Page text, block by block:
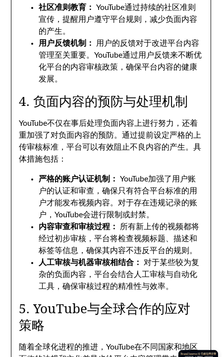
社区准则教育：
YouTube通过持续的社区准则
宣传，提醒用户遵守平台规则，减少负面内容
的产生。
用户反馈机制：
用户的反馈对于改进平台内容
管理至关重要。YouTube通过用户反馈来不断优
化平台的内容审核政策，确保平台内容的健康
发展。
4. 负面内容的预防与处理机制
YouTube不仅在事后处理负面内容上进行努力，还着
重加强了对负面内容的预防。通过提前设定严格的上
传审核标准，平台可以有效阻止不良内容的产生。具
体措施包括：
严格的账户认证机制：
YouTube加强了用户账
户的认证和审查，确保只有符合平台标准的用
户才能发布视频内容。对于存在违规记录的账
户，YouTube会进行限制或封禁。
内容审查和审核过程：
所有新上传的视频都将
经过初步审核，平台将检查视频标题、描述和
标签等信息，确保其内容不违反平台的规则。
人工审核与机器审核相结合：
对于某些较为复
杂的负面内容，平台会结合人工审核与自动化
工具，确保审核过程的精准性与效率。
5. YouTube与全球合作的应对
策略
随着全球化进程的推进，YouTube在不同国家和地区